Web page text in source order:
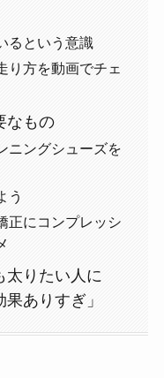
るという意識
り方を動画でチェ
なもの
ニングシューズを
う
正にコンプレッシ
太りたい人に
ありすぎ」